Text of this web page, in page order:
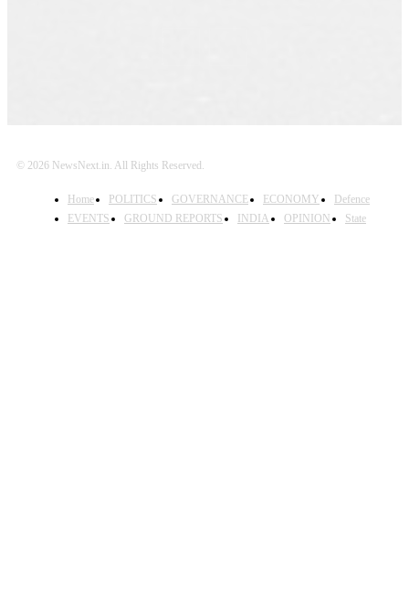
© 2026 NewsNext.in. All Rights Reserved.
Home POLITICS GOVERNANCE ECONOMY
Defence
EVENTS
GROUND REPORTS INDIA OPINION State